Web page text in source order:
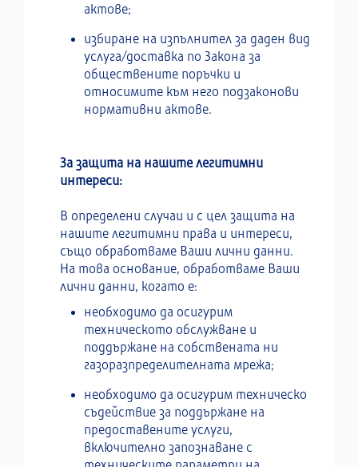
актове;
избиране на изпълнител за даден вид
услуга/доставка по Закона за
обществените поръчки и
относимите към него подзаконови
нормативни актове.
За защита на нашите легитимни
интереси:
В определени случаи и с цел защита на
нашите легитимни права и интереси,
също обработваме Ваши лични данни.
На това основание, обработваме Ваши
лични данни, когато е:
необходимо да осигурим
техническото обслужване и
поддържане на собствената ни
газоразпределителната мрежа;
необходимо да осигурим техническо
съдействие за поддържане на
предоставените услуги,
включително запознаване с